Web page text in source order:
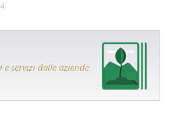
e servizi dalle aziende